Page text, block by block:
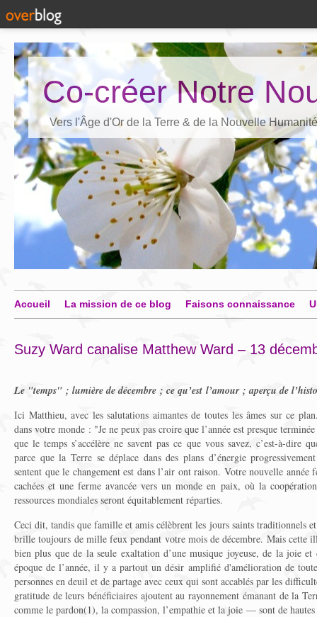
Co-créer Notre
Vers l'Âge d'Or de la Terre & de la Nouvelle Humanité
Accueil La mission de ce blog Faisons connaissance
Suzy Ward canalise Matthew Ward – 13
Le "temps" ; lumière de décembre ; ce qu’est l’amour ; aperçu de
Ici Matthieu, avec les salutations aimantes de toutes les âmes sur ce
dans votre monde : "Je ne peux pas croire que l’année est presque
que le temps s’accélère ne savent pas ce que vous savez, c’est-à-dire
parce que la Terre se déplace dans des plans d’énergie
sentent que le changement est dans l’air ont raison. Votre nouvelle année
cachées et une ferme avancée vers un monde en paix, où la
ressources mondiales seront équitablement réparties.
Ceci dit, tandis que famille et amis célèbrent les jours saints traditionnels
brille toujours de mille feux pendant votre mois de décembre. Mais cette
bien plus que de la seule exaltation d’une musique joyeuse, de la joie
époque de l’année, il y a partout un désir amplifié d'amélioration de
personnes en deuil et de partage avec ceux qui sont accablés par les
gratitude de leurs bénéficiaires ajoutent au rayonnement émanant de la
comme le pardon(1), la compassion, l’empathie et la joie — sont de